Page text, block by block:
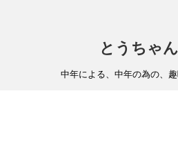
とうちゃ
中年による、中年の為の、趣